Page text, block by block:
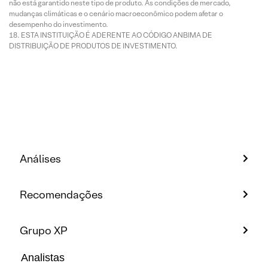
não está garantido neste tipo de produto. As condições de mercado,
mudanças climáticas e o cenário macroeconômico podem afetar o
desempenho do investimento.
ESTA INSTITUIÇÃO É ADERENTE AO CÓDIGO ANBIMA DE
DISTRIBUIÇÃO DE PRODUTOS DE INVESTIMENTO.
Análises
Recomendações
Grupo XP
Analistas